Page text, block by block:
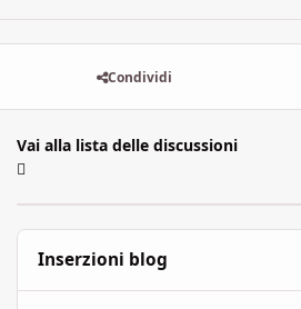
Condividi
Vai alla lista delle discussioni
Inserzioni blog